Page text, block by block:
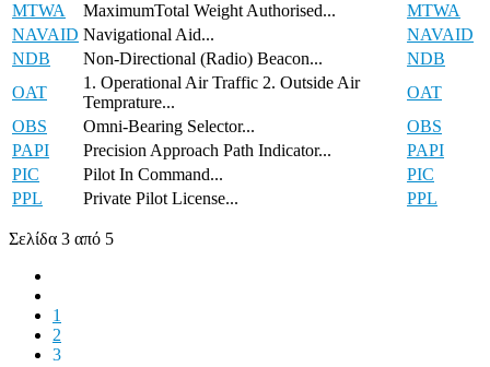
MTWA
MaximumTotal Weight Authorised...
MTWA
NAVAID Navigational Aid...
NAVAID
NDB
Non-Directional (Radio) Beacon...
NDB
OAT
1. Operational Air Traffic 2. Outside Air
Temprature...
OAT
OBS
Omni-Bearing Selector...
OBS
PAPI
Precision Approach Path Indicator...
PAPI
PIC
Pilot In Command...
PIC
PPL
Private Pilot License... PPL
Σελίδα 3 από 5
1
2
3